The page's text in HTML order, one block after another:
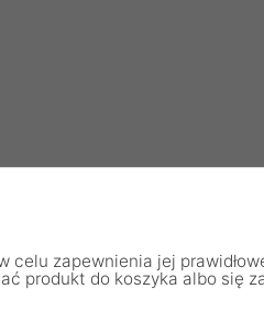
nośnych x8.
celu zapewnienia jej
produkt do koszyka albo się